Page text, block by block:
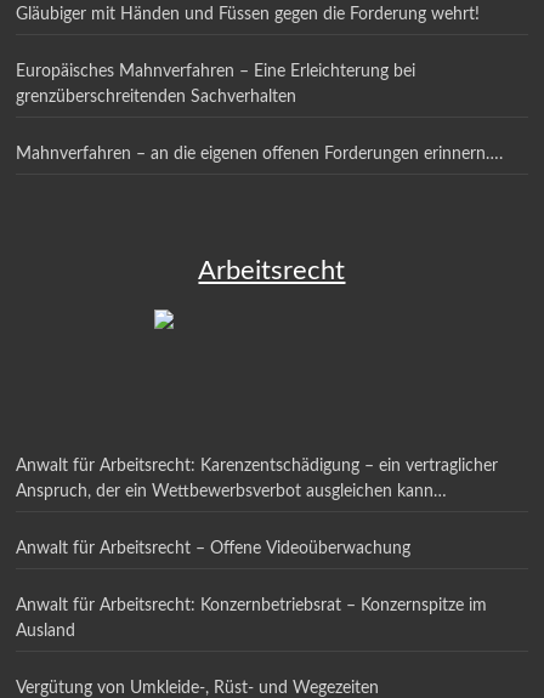
Gläubiger mit Händen und Füssen gegen die Forderung wehrt!
Europäisches Mahnverfahren – Eine Erleichterung bei
grenzüberschreitenden Sachverhalten
Mahnverfahren – an die eigenen offenen Forderungen erinnern….
Arbeitsrecht
Anwalt für Arbeitsrecht: Karenzentschädigung – ein vertraglicher
Anspruch, der ein Wettbewerbsverbot ausgleichen kann…
Anwalt für Arbeitsrecht – Offene Videoüberwachung
Anwalt für Arbeitsrecht: Konzernbetriebsrat – Konzernspitze im
Ausland
Vergütung von Umkleide-, Rüst- und Wegezeiten